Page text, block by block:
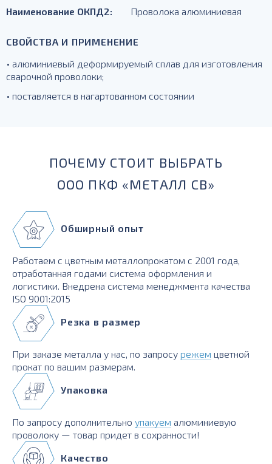
Наименование ОКПД2:
Проволока алюминиевая
СВОЙСТВА И ПРИМЕНЕНИЕ
• алюминиевый деформируемый сплав для изготовления
сварочной проволоки;
• поставляется в нагартованном состоянии
ПОЧЕМУ СТОИТ ВЫБРАТЬ
ООО ПКФ «МЕТАЛЛ СВ»
Обширный опыт
Работаем с цветным металлопрокатом с 2001 года,
отработанная годами система оформления и
логистики. Внедрена система менеджмента качества
ISO 9001:2015
Резка в размер
При заказе металла у нас, по запросу режем цветной
прокат по вашим размерам.
Упаковка
По запросу дополнительно упакуем алюминиевую
проволоку — товар придет в сохранности!
Качество